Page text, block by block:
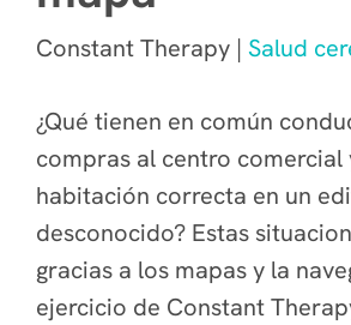
Constant Therapy | Salud
¿Qué tienen en común
compras al centro
habitación correcta en un
desconocido? Estas
gracias a los mapas y la
ejercicio de Constant